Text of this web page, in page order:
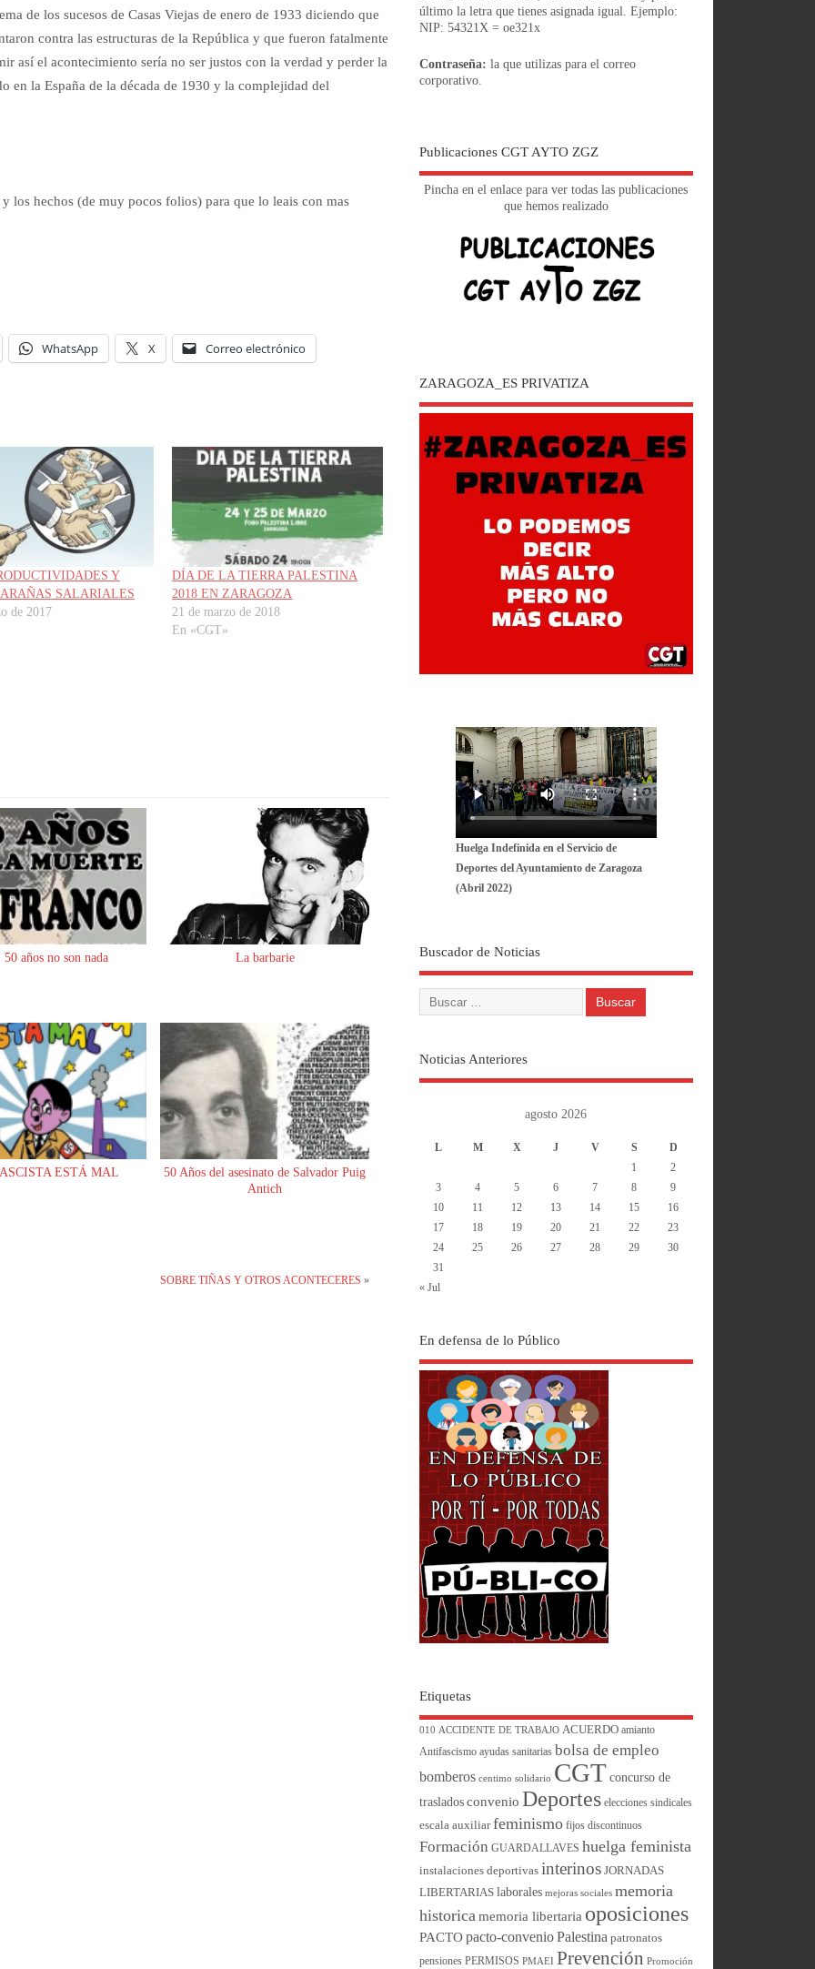
de los sucesos de Casas Viejas de enero de 1933 diciendo que
contra las estructuras de la República y que fueron fatalmente
así el acontecimiento sería no ser justos con la verdad y perder la
en la España de la década de 1930 y la complejidad del
los hechos (de muy pocos folios) para que lo leais con mas
WhatsApp X Correo electrónico
Y
SALARIALES
de 2017
DÍA DE LA TIERRA PALESTINA
2018 EN ZARAGOZA
21 de marzo de 2018
En «CGT»
50 años no son nada La barbarie
ESTÁ MAL
50 Años del asesinato de Salvador Puig
Antich
SOBRE TIÑAS Y OTROS ACONTECERES »
último la letra que tienes asignada igual. Ejemplo:
NIP: 54321X = oe321x
Contraseña: la que utilizas para el correo
corporativo.
Publicaciones CGT AYTO ZGZ
Pincha en el enlace para ver todas las publicaciones
que hemos realizado
ZARAGOZA_ES PRIVATIZA
Huelga Indefinida en el Servicio de
Deportes del Ayuntamiento de Zaragoza
(Abril 2022)
Buscador de Noticias
Noticias Anteriores
agosto 2026
L M X J V S
D
1
2
3
4 5 6 7 8
9
10
11 12 13 14 15
16
17
18 19 20 21 22
23
24
25 26 27 28 29
30
31
« Jul
En defensa de lo Público
Etiquetas
010 ACCIDENTE DE TRABAJO ACUERDO amianto
Antifascismo ayudas sanitarias bolsa de empleo
bomberos centimo solidario CGT concurso de
traslados convenio Deportes elecciones sindicales
escala auxiliar feminismo fijos discontinuos
Formación GUARDALLAVES huelga feminista
instalaciones deportivas interinos JORNADAS
LIBERTARIAS laborales mejoras sociales memoria
historica memoria libertaria oposiciones
PACTO pacto-convenio Palestina patronatos
pensiones PERMISOS PMAEI Prevención Promoción